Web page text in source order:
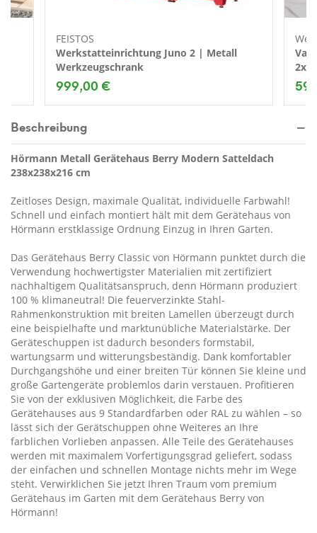
FEISTOS
Werkstatteinrichtung Juno 2 | Metall
Werkzeugschrank
999,00 €
Beschreibung
Hörmann Metall Gerätehaus Berry Modern Satteldach
238x238x216 cm
Zeitloses Design, maximale Qualität, individuelle Farbwahl!
Schnell und einfach montiert hält mit dem Gerätehaus von
Hörmann erstklassige Ordnung Einzug in Ihren Garten.
Das Gerätehaus Berry Classic von Hörmann punktet durch die
Verwendung hochwertigster Materialien mit zertifiziert
nachhaltigem Qualitätsanspruch, denn Hörmann produziert
100 % klimaneutral! Die feuerverzinkte Stahl-
Rahmenkonstruktion mit breiten Lamellen überzeugt durch
eine beispielhafte und marktunübliche Materialstärke. Der
Geräteschuppen ist dadurch besonders formstabil,
wartungsarm und witterungsbeständig. Dank komfortabler
Durchgangshöhe und einer breiten Tür können Sie kleine und
große Gartengeräte problemlos darin verstauen. Profitieren
Sie von der exklusiven Möglichkeit, die Farbe des
Gerätehauses aus 9 Standardfarben oder RAL zu wählen – so
lässt sich der Gerätschuppen ohne Weiteres an Ihre
farblichen Vorlieben anpassen. Alle Teile des Gerätehauses
werden mit maximalem Vorfertigungsgrad geliefert, sodass
der einfachen und schnellen Montage nichts mehr im Wege
steht. Verwirklichen Sie jetzt Ihren Traum vom premium
Gerätehaus im Garten mit dem Gerätehaus Berry von
Hörmann!